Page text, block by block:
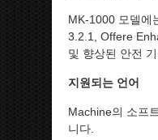
MK-1000 모델에
3.2.1, Offere
및 향상된 안전
지원되는 언어
Machine의 소프
니다.